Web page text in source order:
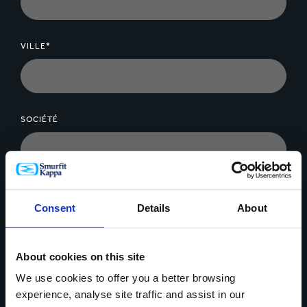
Consent Details About
About cookies on this site
We use cookies to offer you a better browsing
experience, analyse site traffic and assist in our
couches barrières spécialisées ou de liners, sont
performance.
Le design de l'emballage, conjointement au choix de la
garantit que vos produits arrivent à bon port en parfait
état
VILLE*
SOCIÉTÉ
MESSAGE*
Télécharger un fichier